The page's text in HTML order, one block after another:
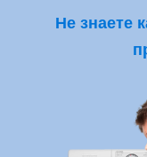
Не знаете